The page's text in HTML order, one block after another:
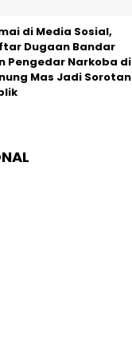
di Media Sosial,
Dugaan Bandar
Pengedar Narkoba di
Mas Jadi Sorotan